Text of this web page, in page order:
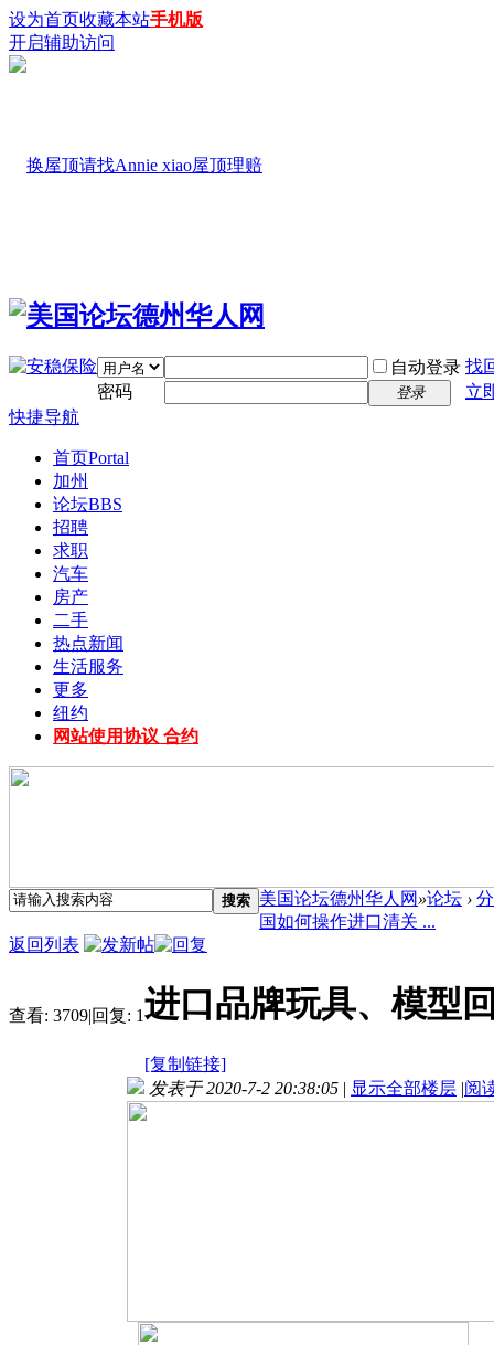
设为首页收藏本站手机版
开启辅助访问
自动登录 找
密码
登录
立
快捷导航
首页Portal
加州
论坛BBS
招聘
求职
汽车
房产
二手
热点新闻
生活服务
更多
纽约
网站使用协议 合约
搜索 美国论坛德州华人网 »论坛 ›
国如何操作进口清关 ...
返回列表
查看: 3709|回复: 1进口品牌玩具、模型
[复制链接]
发表于 2020-7-2 20:38:05 | 显示全部楼层 |阅